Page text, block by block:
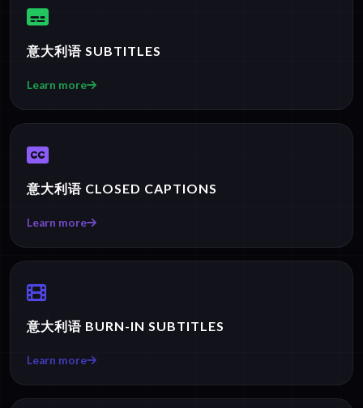
意大利语 SUBTITLES
Learn more
意大利语 CLOSED CAPTIONS
Learn more
意大利语 BURN-IN SUBTITLES
Learn more